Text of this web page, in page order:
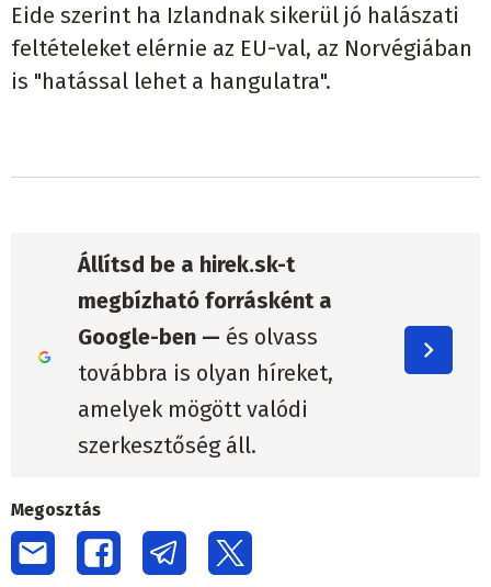
Eide szerint ha Izlandnak sikerül jó halászati
feltételeket elérnie az EU-val, az Norvégiában
is "hatással lehet a hangulatra".
Állítsd be a hirek.sk-t
megbízható forrásként a
Google-ben — és olvass
továbbra is olyan híreket,
amelyek mögött valódi
szerkesztőség áll.
Megosztás